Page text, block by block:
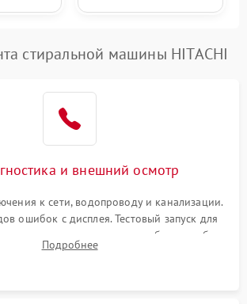
стиральной машины HITACHI
и внешний осмотр
к сети, водопроводу и канализации.
ошибок с дисплея. Тестовый запуск для
шумов, протечек или сбоев в работе
модуля управления.
Подробнее